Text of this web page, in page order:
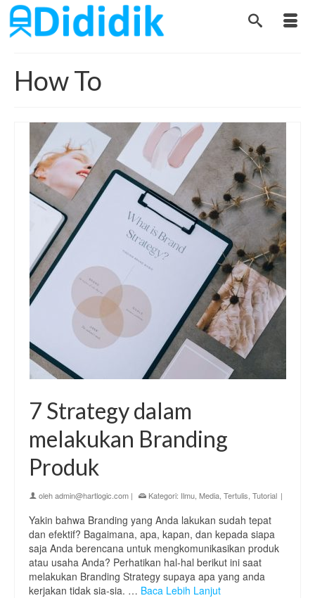
How To
7 Strategy dalam
melakukan Branding
Produk
olehadmin@hartlogic.com | Kategori: Ilmu Media Tertulis Tutorial |
Yakin bahwa Branding yang Anda lakukan sudah tepat
dan efektif? Bagaimana, apa, kapan, dan kepada siapa
saja Anda berencana untuk mengkomunikasikan produk
atau usaha Anda? Perhatikan hal-hal berikut ini saat
melakukan Branding Strategy supaya apa yang anda
kerjakan tidak sia-sia. … Baca Lebih Lanjut